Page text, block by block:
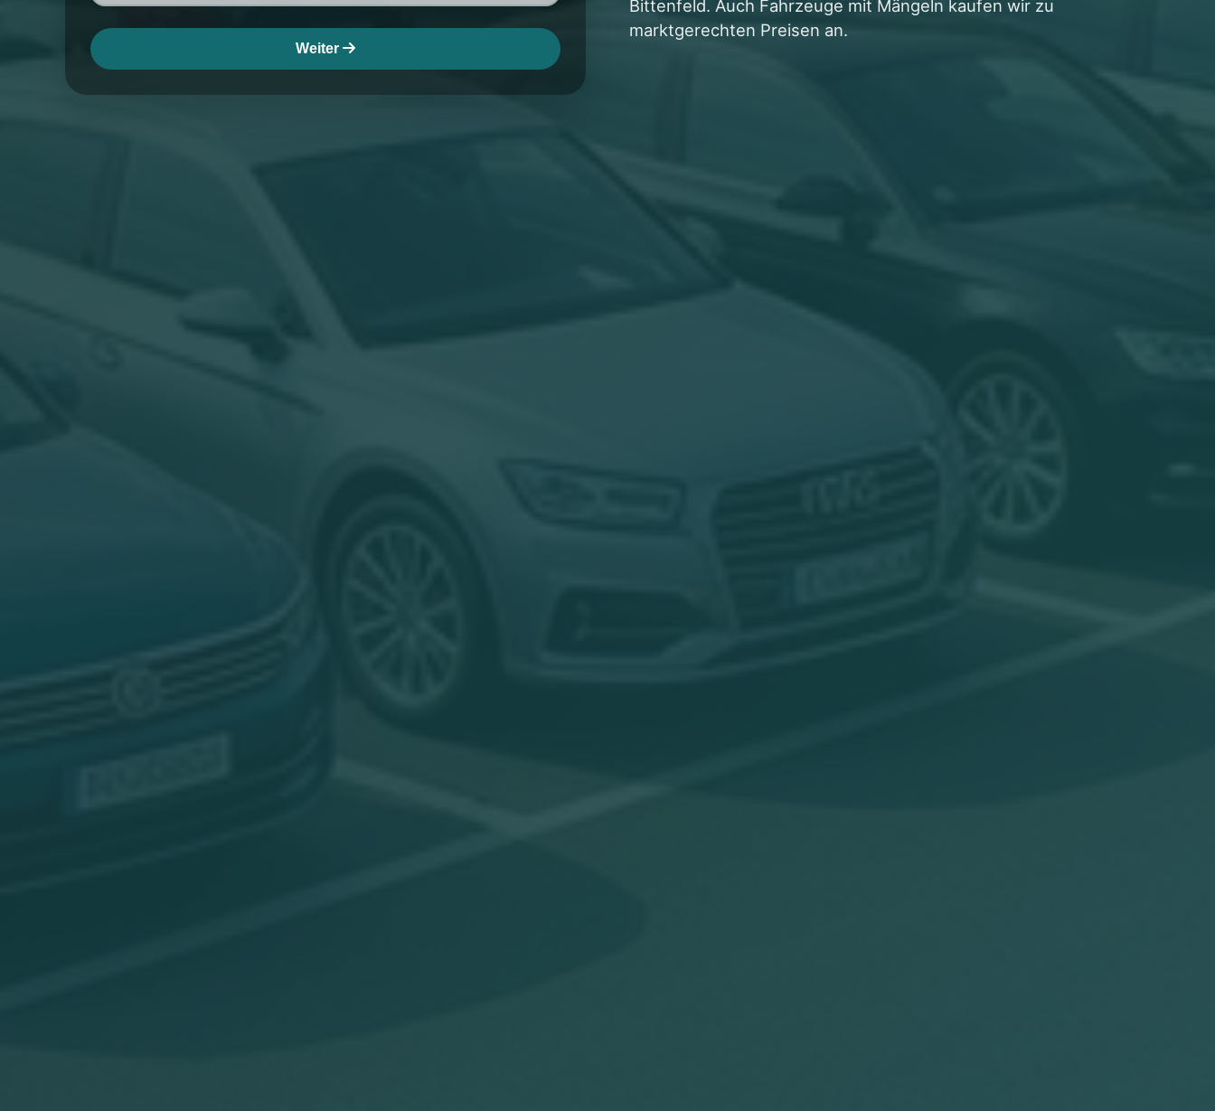
Weiter
Bittenfeld. Auch Fahrzeuge mit Mängeln kaufen wir zu
marktgerechten Preisen an.